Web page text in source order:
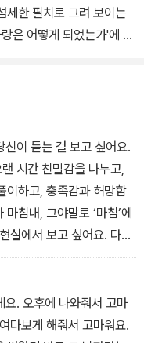
세한 필치로 그려 보이는
은 어떻게 되었는가'에 대
일 년여의 시간이 흐른
시스템 관리자의 메일에
메일을 보내고, 레오는
의 메일을 발견한다. 레오
고, 그렇게 둘의 이메일
에미, 삶과 사랑 둘 다 갖
서 몇 번씩 유예되었던 만
이후, 그들은 마침내 상상
이 듣는 걸 보고 싶어요.
시간 친밀감을 나누고,
이하고, 충족감과 허망함
침내, 그야말로 ‘마침’에
실에서 보고 싶어요. 다른
. 오후에 나와줘서 고마
다보게 해줘서 고마워요.